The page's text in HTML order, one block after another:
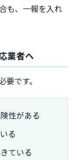
も、一報を入れ
業者へ
です。
性がある
る
ている